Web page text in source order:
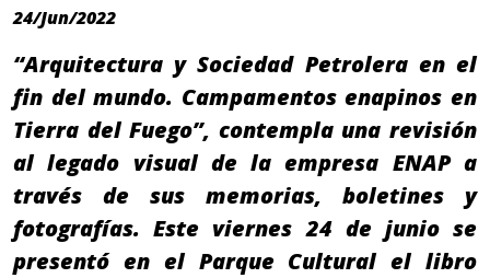
24/Jun/2022
“Arquitectura y Sociedad Petrolera en el
fin del mundo. Campamentos enapinos en
Tierra del Fuego”, contempla una revisión
al legado visual de la empresa ENAP a
través de sus memorias, boletines y
fotografías. Este viernes 24 de junio se
presentó en el Parque Cultural el libro